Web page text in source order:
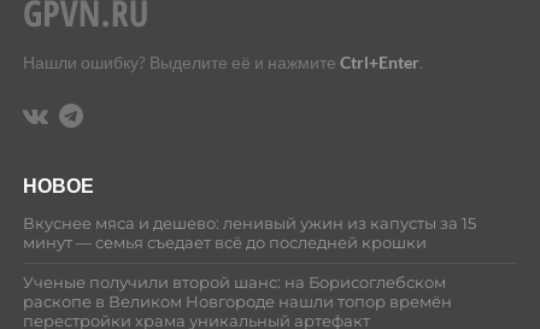
Нашли ошибку? Выделите её и нажмите Ctrl+Enter.
НОВОЕ
Вкуснее мяса и дешево: ленивый ужин из капусты за 15
минут — семья съедает всё до последней крошки
Ученые получили второй шанс: на Борисоглебском
раскопе в Великом Новгороде нашли топор времён
перестройки храма уникальный артефакт